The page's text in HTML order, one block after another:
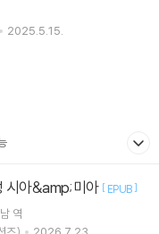
2025.5.15.
시아&amp;미아 [ EPUB]
역